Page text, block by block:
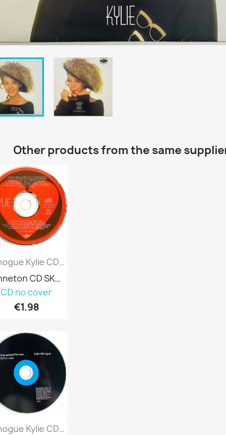
Other products from the same
Minogue Kylie CD Greatest Hits Kansi...
kanneton CD SKU 363750
CD no cover
€1.98
Minogue Kylie CD Impossible Princess 2CD...